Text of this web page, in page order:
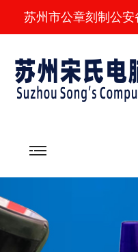
苏州市公章刻制公